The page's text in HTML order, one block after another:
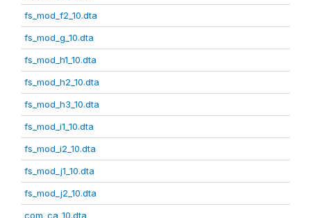
fs_mod_f2_10.dta
fs_mod_g_10.dta
fs_mod_h1_10.dta
fs_mod_h2_10.dta
fs_mod_h3_10.dta
fs_mod_i1_10.dta
fs_mod_i2_10.dta
fs_mod_j1_10.dta
fs_mod_j2_10.dta
com_ca_10.dta